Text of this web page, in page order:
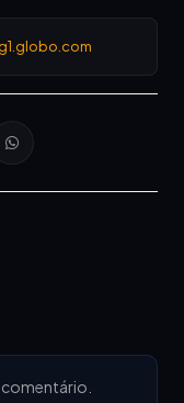
g1.globo.com
comentário.